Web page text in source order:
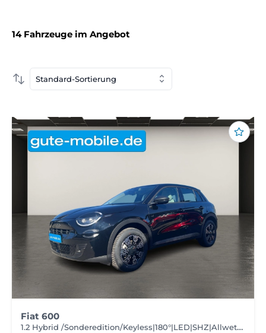
14 Fahrzeuge im Angebot
Standard-Sortierung
Fiat 600
1.2 Hybrid /Sonderedition/Keyless|180°|LED|SHZ|Allwetter